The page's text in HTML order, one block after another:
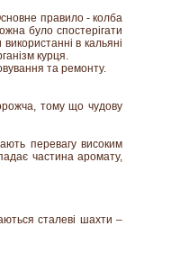
правило - колба
було спостерігати
в кальяні
курця.
та ремонту.
тому що чудову
перевагу високим
частина аромату,
сталеві шахти –